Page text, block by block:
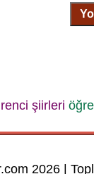
şiirleri
2026 |